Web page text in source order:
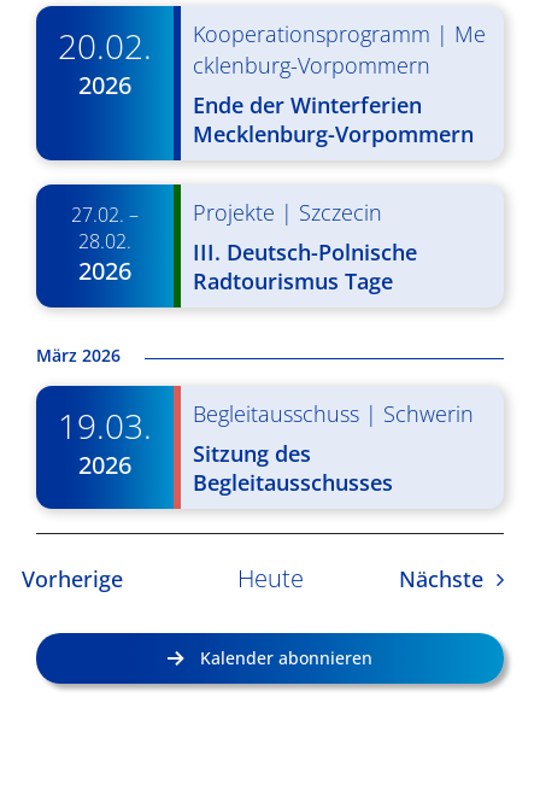
v
i
g
a
20.02.
2026
Kooperationsprogramm | Me
cklenburg-Vorpommern
Ende der Winterferien
Mecklenburg-Vorpommern
27.02. –
28.02.
2026
Projekte | Szczecin
III. Deutsch-Polnische
Radtourismus Tage
März 2026
19.03.
2026
Begleitausschuss | Schwerin
Sitzung des
Begleitausschusses
VorherigeVeranstaltungen
Heute Nächste
Kalender abonnieren